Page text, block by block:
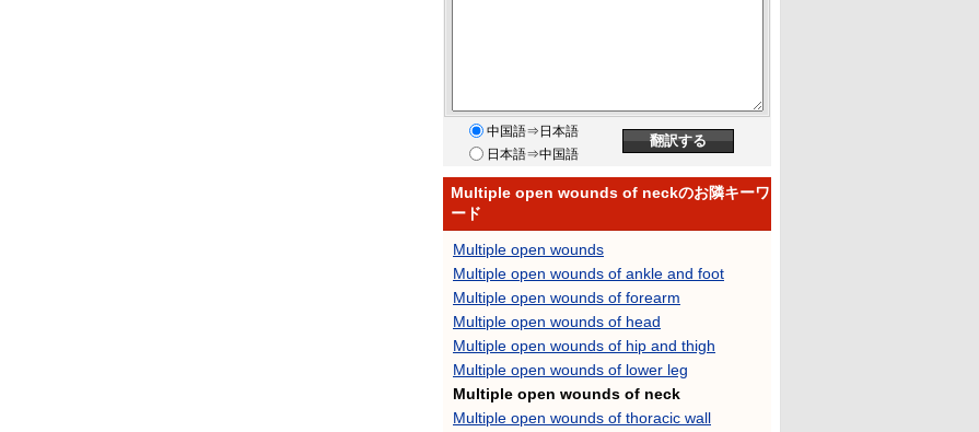
中国語⇒日本語
日本語⇒中国語
Multiple open wounds of neckのお隣キーワ
ード
Multiple open wounds
Multiple open wounds of ankle and foot
Multiple open wounds of forearm
Multiple open wounds of head
Multiple open wounds of hip and thigh
Multiple open wounds of lower leg
Multiple open wounds of neck
Multiple open wounds of thoracic wall